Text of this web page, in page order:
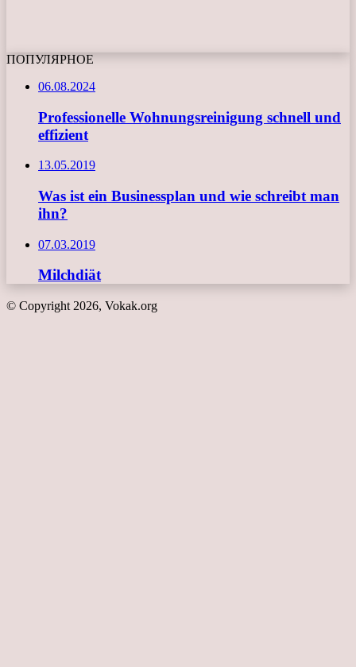
ПОПУЛЯРНОЕ
06.08.2024
Professionelle Wohnungsreinigung schnell und
effizient
13.05.2019
Was ist ein Businessplan und wie schreibt man
ihn?
07.03.2019
Milchdiät
© Copyright 2026, Vokak.org